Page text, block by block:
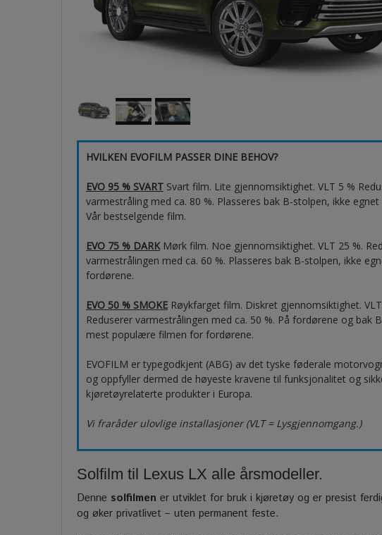
HVILKEN EVOFILM PASSER DINE BEHOV?
EVO 95 % SVART Svart film. Lite gjennomsiktighet. VLT 5 %
varmestråling med ca. 80 %. Plasseres bak B-stolpen, ikke
Vår bestselgende film.
EVO 75 % DARKMørk film. Noe gjennomsiktighet. VLT 25 %.
varmestrålingen med ca. 60 %. Plasseres bak B-stolpen, ikke
fordørene.
EVO 50 % SMOKE Røykfarget film. Diskret gjennomsiktighet.
Reduserer varmestrålingen med ca. 50 %. På fordørene og bak
mest populære filmen for fordørene.
EVOFILM er typegodkjent (ABG) av det tyske føderale
og oppfyller dermed de høyeste kravene til funksjonalitet og
kjøretøyrelaterte produkter i Europa.
Vi fraråder ulovlige installasjoner (VLT = Lysgjennomgang.)
Solfilm til Lexus LX alle årsmodeller.
Denne solfilmen er utviklet for bruk i kjøretøy og er presist
og øker privatlivet – uten permanent feste.